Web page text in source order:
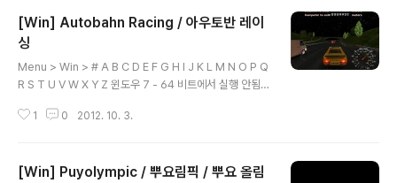
[Win] Autobahn Racing / 아우토반 레이
싱
Menu > Win > # A B C D E F G H I J K L M N O P Q
R S T U V W X Y Z 윈도우 7 - 64 비트에서 실행 안됨.
운로드 Menu > Win > # A B C D E F G H I J K L M N
신분은 eagleforces@daum.net 으로 연락 주시면 메
1 0 2012. 10. 3.
[Win] Puyolympic / 뿌요림픽 / 뿌요 올림